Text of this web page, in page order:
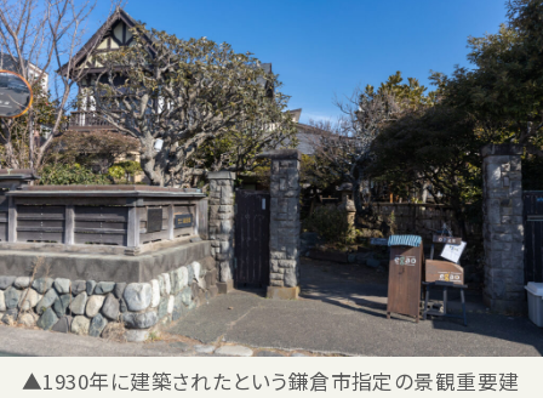
▲1930年に建築されたという鎌倉市指定の景観重要建